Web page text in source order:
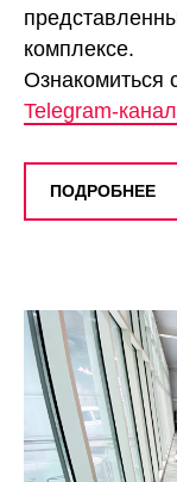
комплексе.
Ознакомиться
Telegram-
ПОДРОБНЕЕ